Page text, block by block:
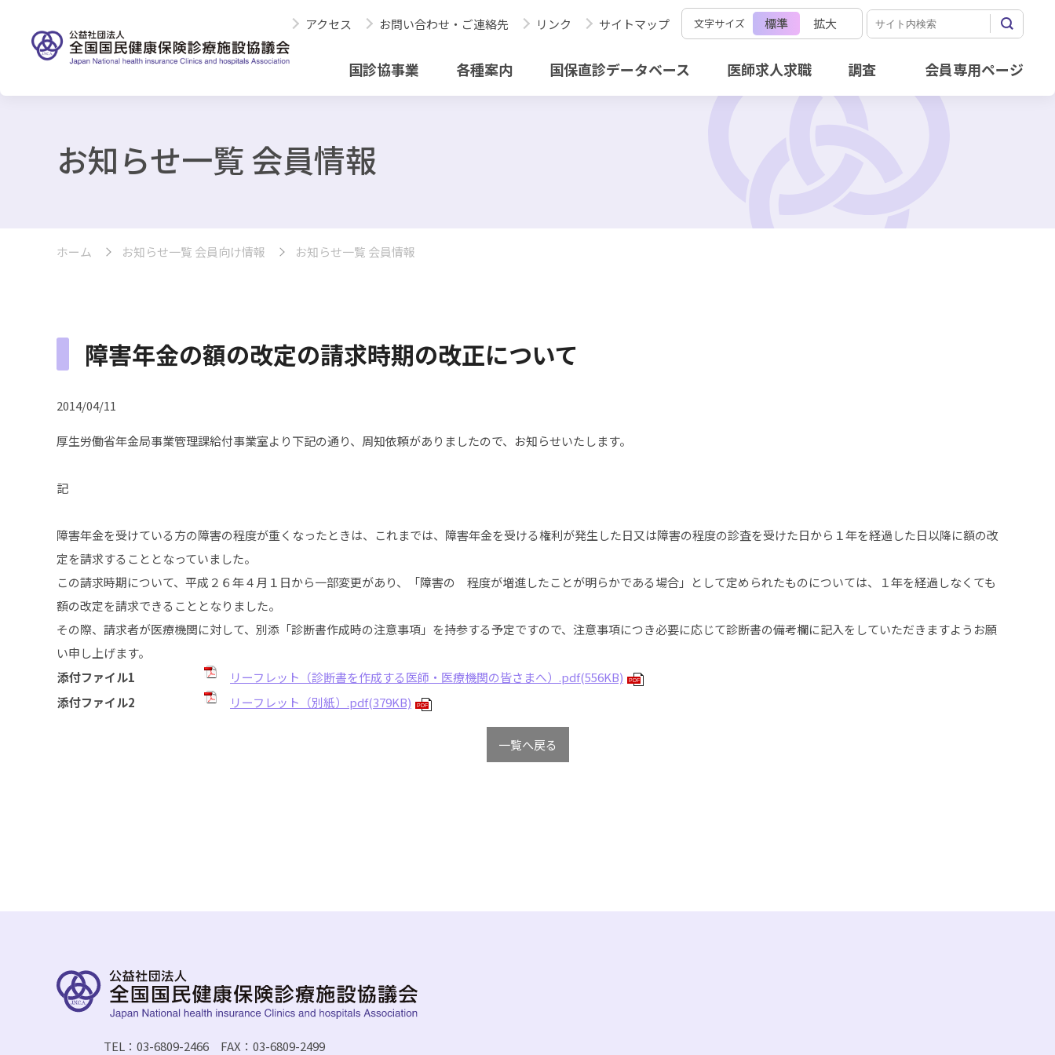
アクセス お問い合わせ・ご連絡先 リンク サイトマップ 文字サイズ 標準 拡大
国診協事業 各種案内 国保直診データベース 医師求人求職 調査 会員専用ページ
お知らせ一覧 会員情報
ホーム お知らせ一覧 会員向け情報 お知らせ一覧 会員情報
障害年金の額の改定の請求時期の改正について
2014/04/11
厚生労働省年金局事業管理課給付事業室より下記の通り、周知依頼がありましたので、お知らせいたします。
記
障害年金を受けている方の障害の程度が重くなったときは、これまでは、障害年金を受ける権利が発生した日又は障害の程度の診査を受けた日から１年を経過した日以降に額の改
定を請求することとなっていました。
この請求時期について、平成２６年４月１日から一部変更があり、「障害の 程度が増進したことが明らかである場合」として定められたものについては、１年を経過しなくても
額の改定を請求できることとなりました。
その際、請求者が医療機関に対して、別添「診断書作成時の注意事項」を持参する予定ですので、注意事項につき必要に応じて診断書の備考欄に記入をしていただきますようお願
い申し上げます。
添付ファイル1
リーフレット（診断書を作成する医師・医療機関の皆さまへ）.pdf(556KB) PDF
添付ファイル2 リーフレット（別紙）.pdf(379KB) PDF
一覧へ戻る
TEL：03-6809-2466 FAX：03-6809-2499